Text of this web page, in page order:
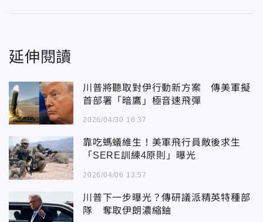
延伸閱讀
川普將聽取對伊行動新方案 傳美軍擬
首部署「暗鷹」極音速飛彈
2026/04/30 16:37
靠吃螞蟻維生！美軍飛行員敵後求生
「SERE訓練4原則」曝光
2026/04/06 13:57
川普下一步曝光？傳研議派精英特種部
隊 奪取伊朗濃縮鈾